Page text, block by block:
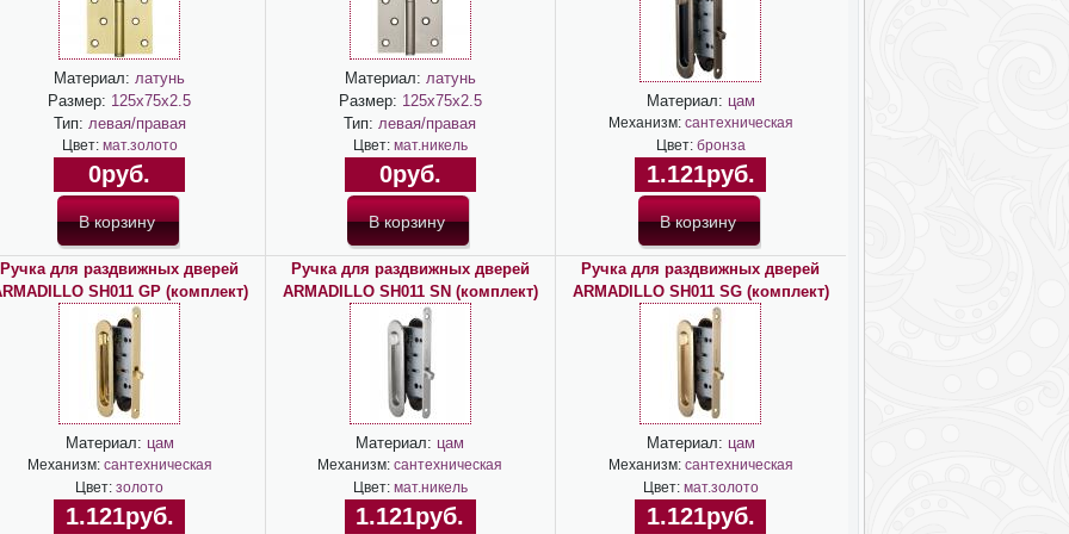
Материал: латунь
Размер: 125х75х2.5
Тип: левая/правая
Цвет: мат.золото
0руб.
Материал: латунь
Размер: 125х75х2.5
Тип: левая/правая
Цвет: мат.никель
0руб.
Материал: цам
Механизм: сантехническая
Цвет: бронза
1.121руб.
Ручка для раздвижных дверей
SH011 GP (комплект)
Материал: цам
Механизм: сантехническая
Цвет: золото
1.121руб.
Ручка для раздвижных дверей
ARMADILLO SH011 SN (комплект)
Материал: цам
Механизм: сантехническая
Цвет: мат.никель
1.121руб.
Ручка для раздвижных дверей
ARMADILLO SH011 SG (комплект)
Материал: цам
Механизм: сантехническая
Цвет: мат.золото
1.121руб.